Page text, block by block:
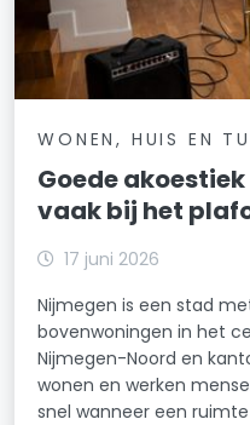
WONEN, HUIS EN
Goede
vaak bij het
17 juni 2026
Nijmegen is een stad
bovenwoningen in het
Nijmegen-Noord en
wonen en werken
snel wanneer een